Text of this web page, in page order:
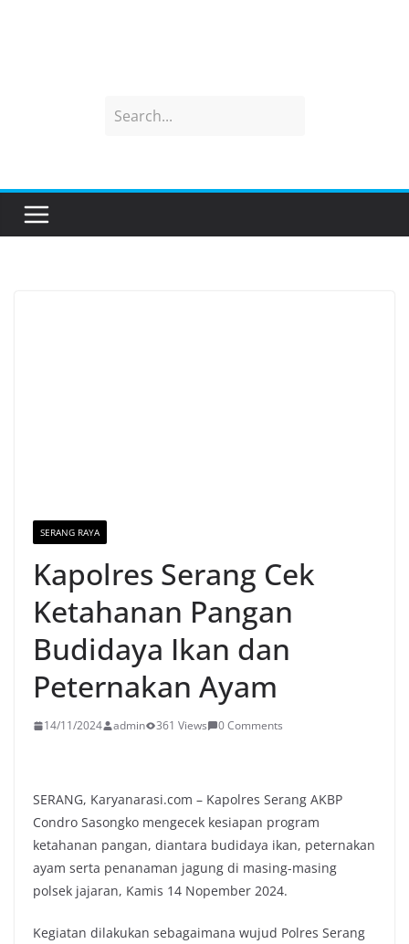
SERANG RAYA
Kapolres Serang Cek
Ketahanan Pangan
Budidaya Ikan dan
Peternakan Ayam
14/11/2024 admin 361 Views 0 Comments
SERANG, Karyanarasi.com – Kapolres Serang AKBP
Condro Sasongko mengecek kesiapan program
ketahanan pangan, diantara budidaya ikan, peternakan
ayam serta penanaman jagung di masing-masing
polsek jajaran, Kamis 14 Nopember 2024.
Kegiatan dilakukan sebagaimana wujud Polres Serang